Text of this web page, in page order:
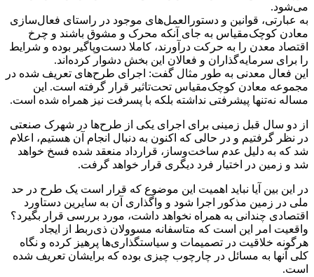
می‌شود.
به عبارتی، قوانین و دستورالعمل‌های موجود در راستای فعال‌سازی
معادن کوچک‌مقیاس به جای آنکه محرک و مشوق باشند و چرخ
اقتصاد معدن را به حرکت درآورند، کاملا دست‌وپاگیر بوده و شرایط
را برای سرمایه‌گذاران و فعالان این بخش دشوار کرده‌اند.
این فعال معدنی به طور مثال گفت: اجرای طرح‌های تعریف شده در
مجموعه معادن کوچک‌مقیاس تحت‌تاثیر قرار گرفته است. این
مساله نه‌تنها پیشرفتی نداشته بلکه با پسرفت نیز همراه شده است.
از دو سال قبل زمینی برای اجرای یکی از طرح‌ها در شهرک صنعتی
در نظر گرفتیم و در حالی که اکنون به دنبال انجام آن هستیم، اعلام
شد که به دلیل عدم ساخت‌وساز، قرارداد منعقد شده فسخ خواهد
شد و زمین در اختیار فرد دیگری قرار خواهد گرفت.
در این بین آیا نباید اهمیت این موضوع که قرار است یک طرح در حد
ملی در زمین مذکور اجرا شود و واگذاری آن به سایرین دستاورد
اقتصادی چندانی به همراه نخواهد داشت، مورد بررسی قرار بگیرد؟
واقعیت امر این است که متاسفانه مسوولان ذی‌ربط از ایجاد
هرگونه خلاقیت در تصمیمات و سیاستگذاری‌ها پرهیز کرده و نگاه
کلی آنها به مسائل در چارچوب چیزی بوده که برایشان تعریف شده
است.